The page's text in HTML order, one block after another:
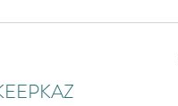
films de surf